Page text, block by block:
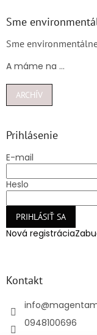
Sme
Sme
A máme na ...
ARCHÍV
Prihlásenie
E-mail
Heslo
PRIHLÁSIŤ SA
Nová registrácia
Kontakt
info@
0948100696